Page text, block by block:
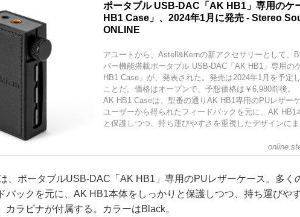
ポータブル USB-DAC「AK HB1」専用のケ
HB1 Case」、2024年1月に発売 - Stereo
ONLINE
アユートから、Astell&Kernの新アクセサリーとして、
バー機能搭載ポータブル USB-DAC「AK HB1」専用の
HB1 Case」が、発表された。発売は2024年1月を予定
ことだ。価格はオープンで、予想価格は￥6,980前後。
AK HB1 Caseは、型番の通りAK HB1専用のPUレザー
ユーザーから得られたフィードバックを元に、AK HB1
と保護しつつ、持ち運びやすさを重視したデザインに
、ポータブルUSB-DAC「AK HB1」専用のPUレザーケース。多く
バックを元に、AK HB1本体をしっかりと保護しつつ、持ち運びや
カラビナが付属する。カラーはBlack。